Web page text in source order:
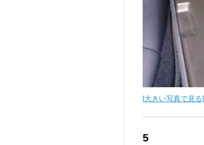
[大きい写真で見る]
5